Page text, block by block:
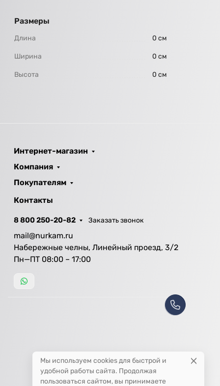
Размеры
Длина 0 см
Ширина 0 см
Высота 0 см
Интернет-магазин
Компания
Покупателям
Контакты
8 800 250-20-82 Заказать звонок
mail@nurkam.ru
Набережные челны, Линейный проезд, 3/2
Пн—ПТ 08:00 – 17:00
Мы используем cookies для быстрой и
удобной работы сайта. Продолжая
пользоваться сайтом, вы принимаете